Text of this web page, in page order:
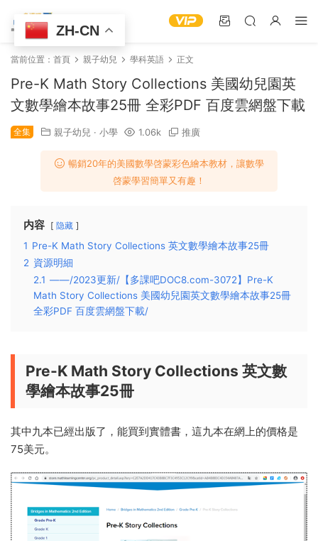
當前位置： 首頁 親子幼兒 學科英語 正文
Pre-K Math Story Collections 美國幼兒園英
文數學繪本故事25冊 全彩PDF 百度雲網盤下載
全集 親子幼兒 · 小學 1.06k 推廣
暢銷20年的美國數學啓蒙彩色繪本教材，讓數學
啓蒙學習簡單又有趣！
内容 隐藏
1 Pre-K Math Story Collections 英文數學繪本故事25冊
2 資源明細
2.1 ——/2023更新/【多課吧DOC8.com-3072】Pre-K
Math Story Collections 美國幼兒園英文數學繪本故事25冊
全彩PDF 百度雲網盤下載/
Pre-K Math Story Collections 英文數
學繪本故事25冊
其中九本已經出版了，能買到實體書，這九本在網上的價格是
75美元。
ZH-CN